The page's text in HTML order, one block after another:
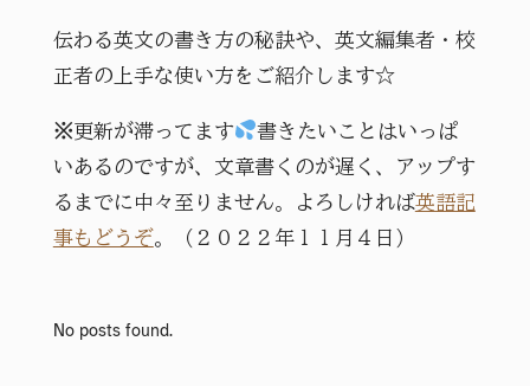
伝わる英文の書き方の秘訣や、英文編集者・校
正者の上手な使い方をご紹介します☆
※ 更新が滞ってます
書きたいことはいっぱ
いあるのですが、文章書くのが遅く、アップす
るまでに中々至りません。よろしければ英語記
事もどうぞ。（２０２２年１１月４日）
No posts found.